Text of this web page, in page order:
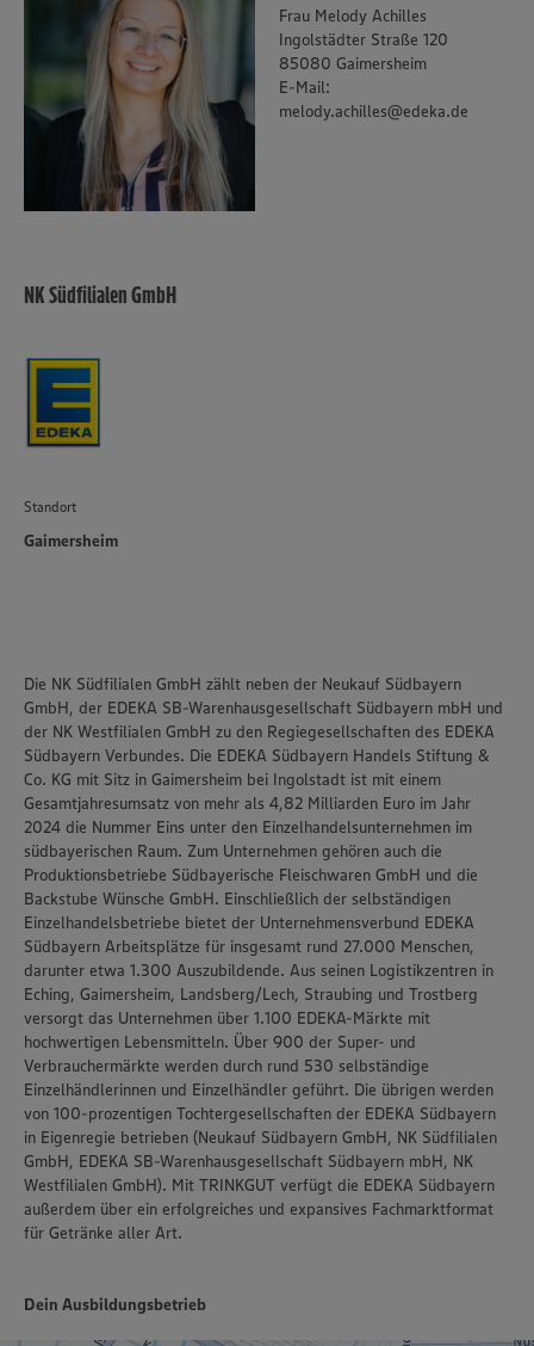
Frau Melody Achilles
Ingolstädter Straße 120
85080 Gaimersheim
E-Mail:
melody.achilles@edeka.de
NK Südfilialen GmbH
Standort
Gaimersheim
Die NK Südfilialen GmbH zählt neben der Neukauf Südbayern
GmbH, der EDEKA SB-Warenhausgesellschaft Südbayern mbH und
der NK Westfilialen GmbH zu den Regiegesellschaften des EDEKA
Südbayern Verbundes. Die EDEKA Südbayern Handels Stiftung &
Co. KG mit Sitz in Gaimersheim bei Ingolstadt ist mit einem
Gesamtjahresumsatz von mehr als 4,82 Milliarden Euro im Jahr
2024 die Nummer Eins unter den Einzelhandelsunternehmen im
südbayerischen Raum. Zum Unternehmen gehören auch die
Produktionsbetriebe Südbayerische Fleischwaren GmbH und die
Backstube Wünsche GmbH. Einschließlich der selbständigen
Einzelhandelsbetriebe bietet der Unternehmensverbund EDEKA
Südbayern Arbeitsplätze für insgesamt rund 27.000 Menschen,
darunter etwa 1.300 Auszubildende. Aus seinen Logistikzentren in
Eching, Gaimersheim, Landsberg/Lech, Straubing und Trostberg
versorgt das Unternehmen über 1.100 EDEKA-Märkte mit
hochwertigen Lebensmitteln. Über 900 der Super- und
Verbrauchermärkte werden durch rund 530 selbständige
Einzelhändlerinnen und Einzelhändler geführt. Die übrigen werden
von 100-prozentigen Tochtergesellschaften der EDEKA Südbayern
in Eigenregie betrieben (Neukauf Südbayern GmbH, NK Südfilialen
GmbH, EDEKA SB-Warenhausgesellschaft Südbayern mbH, NK
Westfilialen GmbH). Mit TRINKGUT verfügt die EDEKA Südbayern
außerdem über ein erfolgreiches und expansives Fachmarktformat
für Getränke aller Art.
Dein Ausbildungsbetrieb